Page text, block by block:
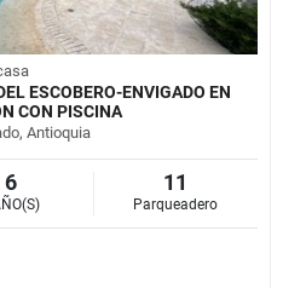
ESCOBERO-ENVIGADO EN
CON PISCINA
Antioquia
6 11
Parqueadero